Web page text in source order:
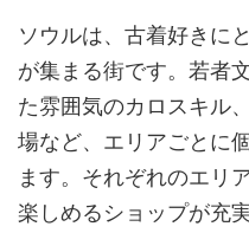
ソウルは、古着好きに
が集まる街です。若者
た雰囲気のカロスキル
場など、エリアごとに
ます。それぞれのエリ
楽しめるショップが充